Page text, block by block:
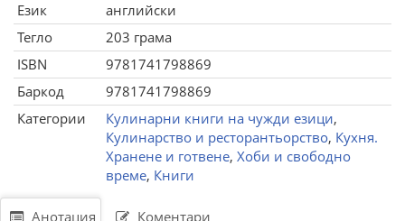
Език
английски
Тегло
203 грама
ISBN
9781741798869
Баркод
9781741798869
Категории
Кулинарни книги на чужди езици,
Кулинарство и ресторантьорство, Кухня.
Хранене и готвене, Хоби и свободно
време, Книги
Анотация Коментари